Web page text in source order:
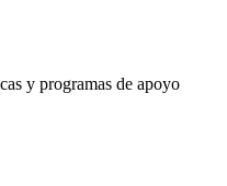
y programas de apoyo